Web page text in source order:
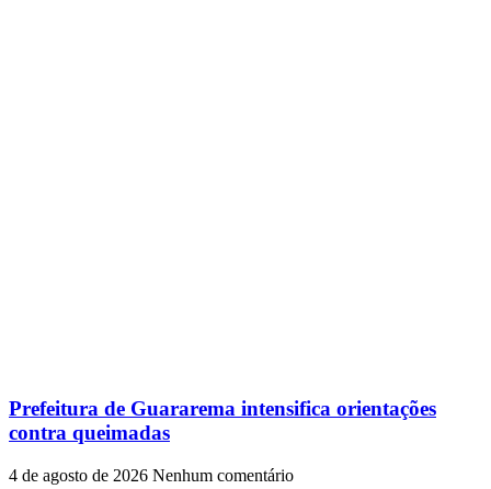
Prefeitura de Guararema intensifica orientações
contra queimadas
4 de agosto de 2026 Nenhum comentário